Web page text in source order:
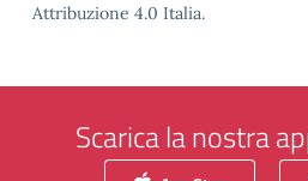
Attribuzione 4.0 Italia.
Scarica la nostra